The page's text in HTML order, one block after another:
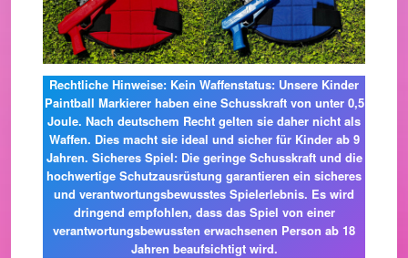
Rechtliche Hinweise: Kein Waffenstatus: Unsere Kinder
Paintball Markierer haben eine Schusskraft von unter 0,5
Joule. Nach deutschem Recht gelten sie daher nicht als
Waffen. Dies macht sie ideal und sicher für Kinder ab 9
Jahren. Sicheres Spiel: Die geringe Schusskraft und die
hochwertige Schutzausrüstung garantieren ein sicheres
und verantwortungsbewusstes Spielerlebnis. Es wird
dringend empfohlen, dass das Spiel von einer
verantwortungsbewussten erwachsenen Person ab 18
Jahren beaufsichtigt wird.